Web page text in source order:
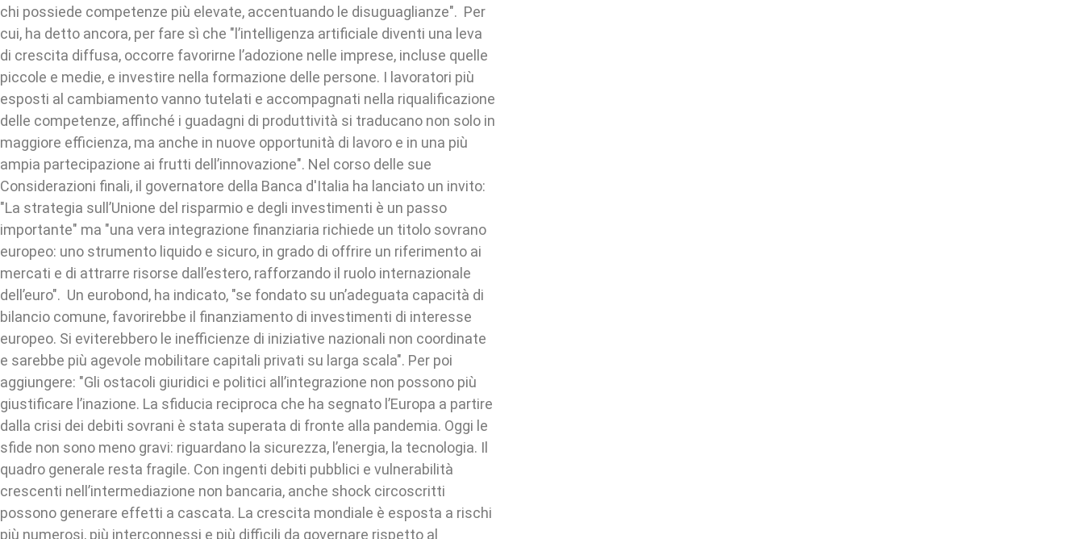
chi possiede competenze più elevate, accentuando le disuguaglianze". Per
cui, ha detto ancora, per fare sì che "l’intelligenza artificiale diventi una leva
di crescita diffusa, occorre favorirne l’adozione nelle imprese, incluse quelle
piccole e medie, e investire nella formazione delle persone. I lavoratori più
esposti al cambiamento vanno tutelati e accompagnati nella riqualificazione
delle competenze, affinché i guadagni di produttività si traducano non solo in
maggiore efficienza, ma anche in nuove opportunità di lavoro e in una più
ampia partecipazione ai frutti dell’innovazione". Nel corso delle sue
Considerazioni finali, il governatore della Banca d'Italia ha lanciato un invito:
"La strategia sull’Unione del risparmio e degli investimenti è un passo
importante" ma "una vera integrazione finanziaria richiede un titolo sovrano
europeo: uno strumento liquido e sicuro, in grado di offrire un riferimento ai
mercati e di attrarre risorse dall’estero, rafforzando il ruolo internazionale
dell’euro". Un eurobond, ha indicato, "se fondato su un’adeguata capacità di
bilancio comune, favorirebbe il finanziamento di investimenti di interesse
europeo. Si eviterebbero le inefficienze di iniziative nazionali non coordinate
e sarebbe più agevole mobilitare capitali privati su larga scala". Per poi
aggiungere: "Gli ostacoli giuridici e politici all’integrazione non possono più
giustificare l’inazione. La sfiducia reciproca che ha segnato l’Europa a partire
dalla crisi dei debiti sovrani è stata superata di fronte alla pandemia. Oggi le
sfide non sono meno gravi: riguardano la sicurezza, l’energia, la tecnologia. Il
quadro generale resta fragile. Con ingenti debiti pubblici e vulnerabilità
crescenti nell’intermediazione non bancaria, anche shock circoscritti
possono generare effetti a cascata. La crescita mondiale è esposta a rischi
più numerosi, più interconnessi e più difficili da governare rispetto al